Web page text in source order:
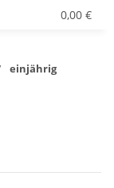
0,00 €
einjährig